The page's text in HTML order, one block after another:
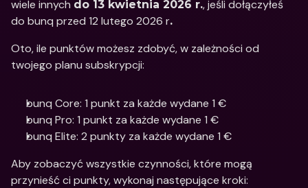
wiele innych do 13 kwietnia 2026 r., jeśli dołączyłeś
do bunq przed 12 lutego 2026 r.
Oto, ile punktów możesz zdobyć, w zależności od
twojego planu subskrypcji:
bunq Core: 1 punkt za każde wydane 1 €
bunq Pro: 1 punkt za każde wydane 1 €
bunq Elite: 2 punkty za każde wydane 1 €
Aby zobaczyć wszystkie czynności, które mogą
przynieść ci punkty, wykonaj następujące kroki: